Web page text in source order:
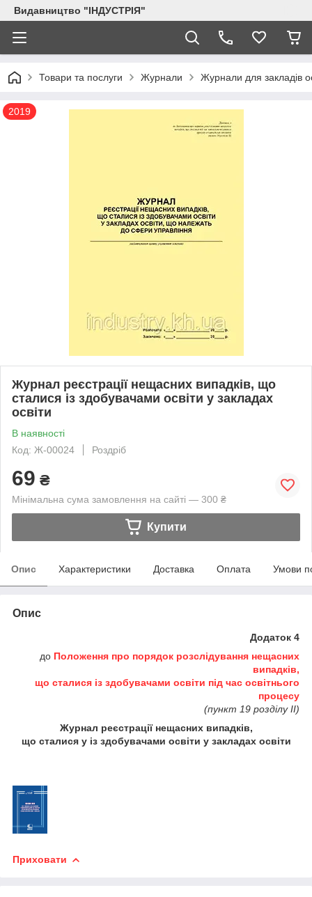
Видавництво "ІНДУСТРІЯ"
Товари та послуги Журнали Журнали для закладів
2019
Журнал реєстрації нещасних випадків, що
сталися із здобувачами освіти у закладах
освіти
В наявності
Код: Ж-00024
Роздріб
69 ₴
Мінімальна сума замовлення на сайті — 300 ₴
Купити
Опис Характеристики Доставка Оплата Умови
Опис
Додаток 4
до Положення про порядок розслідування нещасних
випадків,
що сталися із здобувачами освіти під час освітнього
процесу
(пункт 19 розділу II)
Журнал реєстрації нещасних випадків,
що сталися у із здобувачами освіти у закладах освіти
Приховати